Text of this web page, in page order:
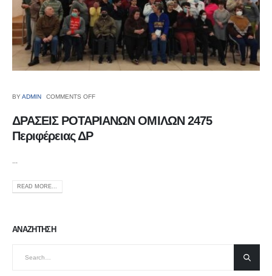
BYADMIN COMMENTS OFF
ΔΡΑΣΕΙΣ ΡΟΤΑΡΙΑΝΩΝ ΟΜΙΛΩΝ 2475
Περιφέρειας ΔΡ
...
READ MORE...
ΑΝΑΖΗΤΗΣΗ